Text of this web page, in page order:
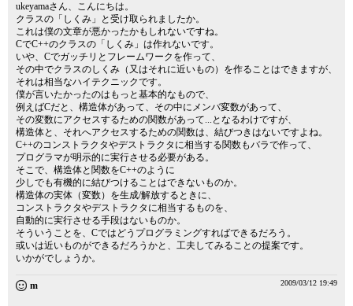
ukeyamaさん、こんにちは。
クラスの「しくみ」と受け取られましたか。
これは僕の文章が悪かったかもしれないですね。
CでC++のクラスの「しくみ」は作れないです。
いや、Cでガッチリとフレームワークを作って、
その中でクラスのしくみ（又はそれに近いもの）を作ることはできますが、
それは相当なハイテクニックです。
僕が言いたかったのはもっと基本的なもので、
例えばCだと、構造体があって、その中にメンバ変数があって、
その変数にアクセスするための関数があって...となるわけですが、
構造体と、それへアクセスするための関数は、結びつきはないですよね。
C++のコンストラクタやデストラクタに相当する関数もバラで作って、
プログラマが明示的に実行させる必要がある。
そこで、構造体と関数をC++のように
少しでも有機的に結びつけることはできないものか。
構造体の実体（変数）を生成/解放するときに、
コンストラクタやデストラクタに相当するものを、
自動的に実行させる手段はないものか。
そういうことを、Cではどうプログラミングすればできるだろう。
或いは近いものができるだろうかと、工夫してみることの提案です。
いかがでしょうか。
m 2009/03/12 19:49